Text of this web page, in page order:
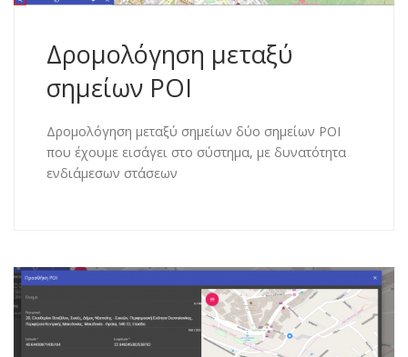
Δρομολόγηση μεταξύ
σημείων POI
Δρομολόγηση μεταξύ σημείων δύο σημείων POI
που έχουμε εισάγει στο σύστημα, με δυνατότητα
ενδιάμεσων στάσεων